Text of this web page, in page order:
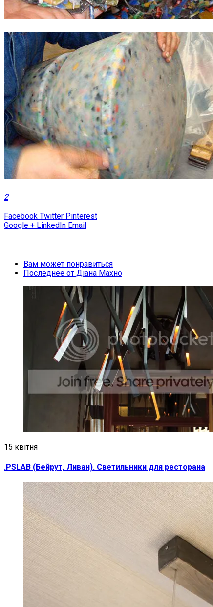
2
Facebook Twitter Pinterest
Google + LinkedIn Email
Вам может понравиться
Последнее от Діана Махно
15 квітня
.PSLAB (Бейрут, Ливан). Светильники для ресторана